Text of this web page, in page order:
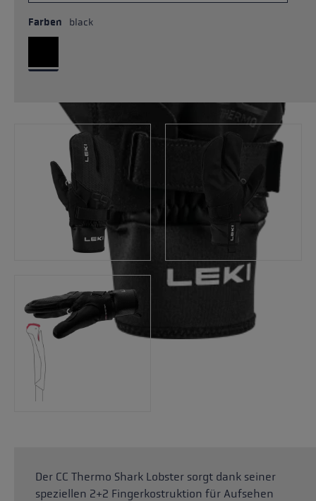
Farben black
Der CC Thermo Shark Lobster sorgt dank seiner
speziellen 2+2 Fingerkostruktion für Aufsehen